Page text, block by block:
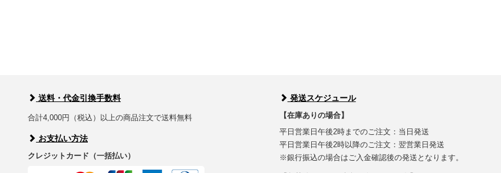
送料・代金引換手数料
合計4,000円（税込）以上の商品注文で送料無料
お支払い方法
クレジットカード（一括払い）
発送スケジュール
【在庫ありの場合】
平日営業日午後2時までのご注文：当日発送
平日営業日午後2時以降のご注文：翌営業日発送
※銀行振込の場合はご入金確認後の発送となります。